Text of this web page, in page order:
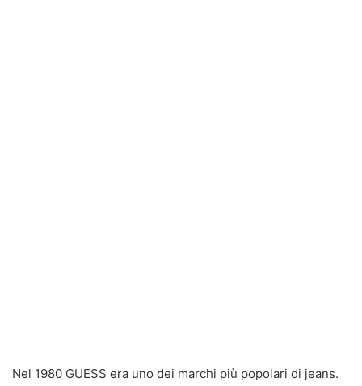
Nel 1980 GUESS era uno dei marchi più popolari di jeans.